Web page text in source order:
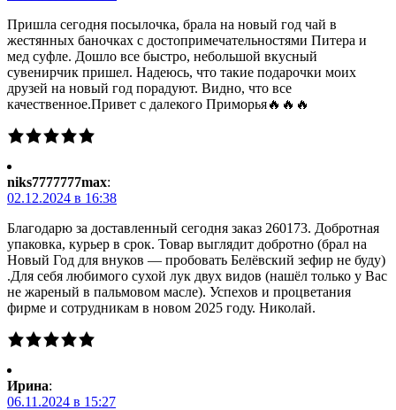
Пришла сегодня посылочка, брала на новый год чай в
жестянных баночках с достопримечательностями Питера и
мед суфле. Дошло все быстро, небольшой вкусный
сувенирчик пришел. Надеюсь, что такие подарочки моих
друзей на новый год порадуют. Видно, что все
качественное.Привет с далекого Приморья🔥🔥🔥
niks7777777max:
02.12.2024 в 16:38
Благодарю за доставленный сегодня заказ 260173. Добротная
упаковка, курьер в срок. Товар выглядит добротно (брал на
Новый Год для внуков — пробовать Белёвский зефир не буду)
.Для себя любимого сухой лук двух видов (нашёл только у Вас
не жареный в пальмовом масле). Успехов и процветания
фирме и сотрудникам в новом 2025 году. Николай.
Ирина:
06.11.2024 в 15:27